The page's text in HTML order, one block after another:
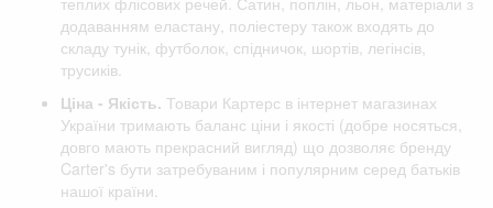
додаванням еластану, поліестеру також входять до
складу тунік, футболок, спідничок, шортів, легінсів,
трусиків.
Ціна - Якість. Товари Картерс в інтернет магазинах
України тримають баланс ціни і якості (добре носяться,
довго мають прекрасний вигляд) що дозволяє бренду
Carter's бути затребуваним і популярним серед батьків
нашої країни.